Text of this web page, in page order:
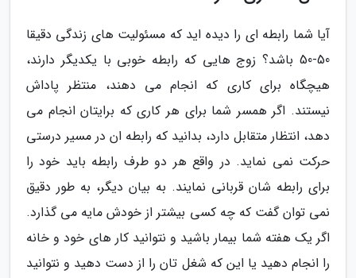
آیا شما رابطه ای را دیده اید که مسئولیت های زندگی دقیقا
50-50 باشد؟ زوج هایی که رابطه خوبی با یکدیگر دارند،
هیچگاه برای کاری که انجام می دهند، منتظر پاداش
نیستند. اگر همسر شما برای هر کاری که برایتان انجام می
دهد، انتظار متقابل دارد، بدانید که رابطه ان در مسیر درستی
حرکت نمی نماید. در واقع هر دو طرف رابطه باید خود را
برای رابطه شان قربانی نمایند. به بیان دیگر، به طور دقیق
نمی توان گفت که چه کسی بیشتر از خودش مایه می گذارد.
اگر یک هفته شما بیمار باشید و نتوانید کار های خود و خانه
را انجام دهید یا این که شغل تان را از دست دهید و نتوانید